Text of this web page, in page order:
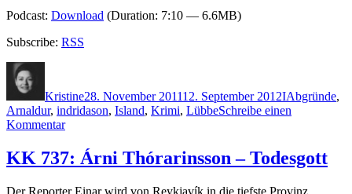
Podcast: Download (Duration: 7:10 — 6.6MB)
Subscribe: RSS
Kristine28. November 201112. September 2012IAbgründe,
Arnaldur, indridason, Island, Krimi, LübbeSchreibe einen
Kommentarzu
751:
Arnaldur
KK 737: Árni Thórarinsson – Todesgott
Der Reporter Einar wird von Reykjavík in die tiefste Provinz